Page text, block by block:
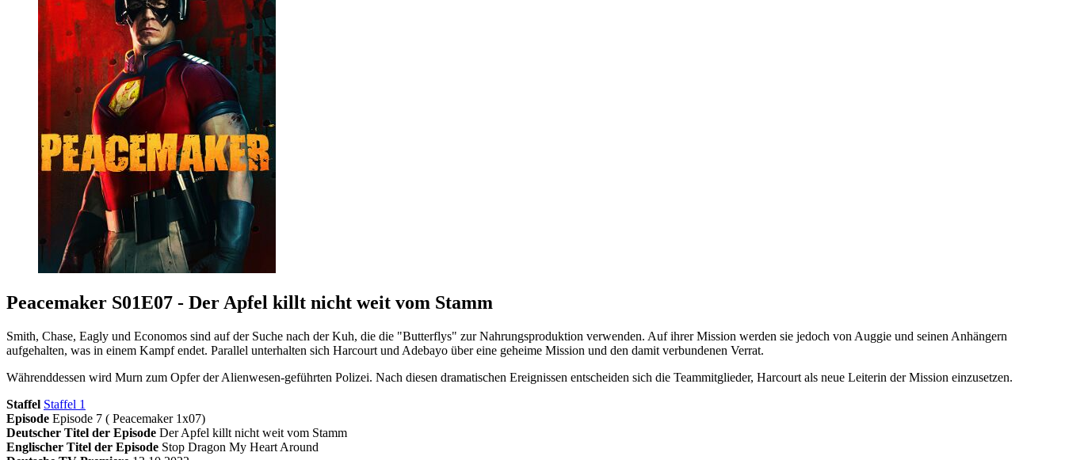
Peacemaker S01E07 - Der Apfel killt nicht weit vom Stamm
Smith, Chase, Eagly und Economos sind auf der Suche nach der Kuh, die die "Butterflys" zur Nahrungsproduktion verwenden. Auf ihrer Mission werden sie jedoch von Auggie und seinen Anhängern
aufgehalten, was in einem Kampf endet. Parallel unterhalten sich Harcourt und Adebayo über eine geheime Mission und den damit verbundenen Verrat.
Währenddessen wird Murn zum Opfer der Alienwesen-geführten Polizei. Nach diesen dramatischen Ereignissen entscheiden sich die Teammitglieder, Harcourt als neue Leiterin der Mission einzusetzen.
Staffel Staffel 1
Episode Episode 7 ( Peacemaker 1x07)
Deutscher Titel der Episode Der Apfel killt nicht weit vom Stamm
Englischer Titel der Episode Stop Dragon My Heart Around